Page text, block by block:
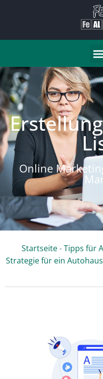
Online
Startseite-Tipps für
Strategie für ein Autohaus